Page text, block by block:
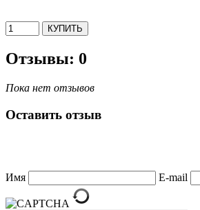
Отзывы: 0
Пока нет отзывов
Оставить отзыв
Имя E-mail